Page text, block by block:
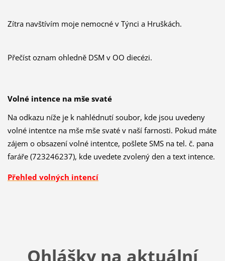
Zítra navštívím moje nemocné v Týnci a Hruškách.
Přečíst oznam ohledně DSM v OO diecézi.
Volné intence na mše svaté
Na odkazu níže je k nahlédnutí soubor, kde jsou uvedeny
volné intentce na mše mše svaté v naší farnosti. Pokud máte
zájem o obsazení volné intentce, pošlete SMS na tel. č. pana
faráře (723246237), kde uvedete zvolený den a text intence.
Přehled volných intencí
Ohlášky na aktuální